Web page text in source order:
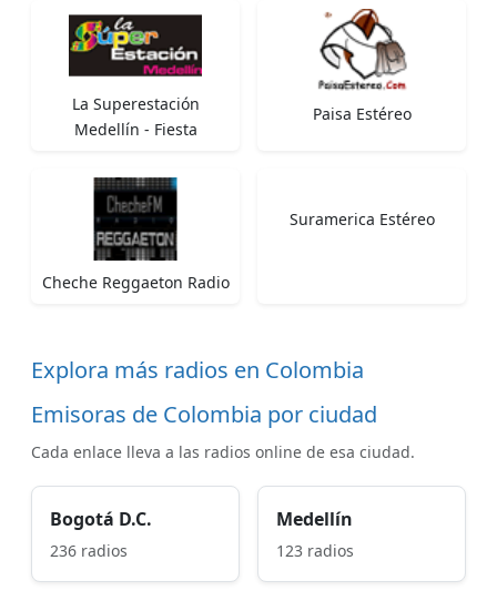
La Superestación
Medellín - Fiesta
Paisa Estéreo
Cheche Reggaeton Radio
Suramerica Estéreo
Explora más radios en Colombia
Emisoras de Colombia por ciudad
Cada enlace lleva a las radios online de esa ciudad.
Bogotá D.C.
236 radios
Medellín
123 radios